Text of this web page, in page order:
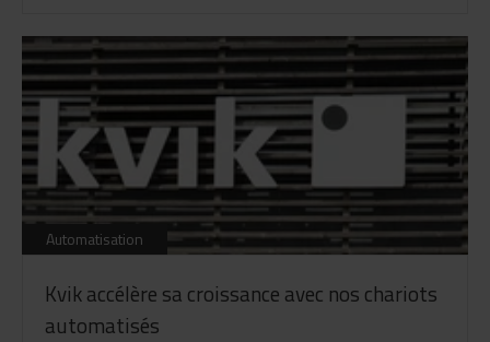
Automatisation
Kvik accélère sa croissance avec nos chariots
automatisés